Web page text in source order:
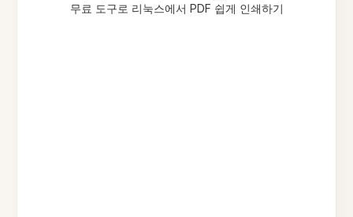
무료 도구로 리눅스에서 PDF 쉽게 인쇄하기